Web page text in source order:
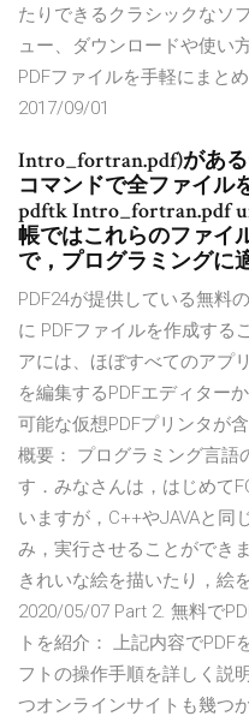
たりできるクラシックなソ
ュー、ダウンロードや使い
PDFファイルを手軽にまと
2017/09/01
Intro_fortran.pdf)があ
コマンドで全ファイル
pdftk Intro_fortran.pdf
帳ではこれらのファイ
で，プログラミングに
PDF24が提供している無料
に PDFファイルを作成する
アには、ほぼすべてのアプ
を編集するPDFエディター
可能な仮想PDFプリンタが
概要： プログラミング言語
す．みなさんは，はじめて
いますが，C++やJAVAと同
み，実行させることができ
きれいな絵を描いたり，絵
2020/05/07 Part 2. 無料で
トを紹介： 上記内容でPDF
フトの操作手順を詳しく説
つオンラインサイトも幾つ